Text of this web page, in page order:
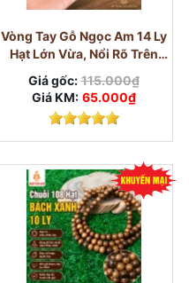
Vòng Tay Gỗ Ngọc Am 14 Ly
Hạt Lớn Vừa, Nổi Rõ Trên
Giá gốc: 115.000₫
Giá KM: 65.000₫